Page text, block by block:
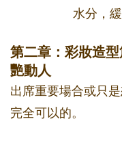
水分，緩
第二章：彩妝造
艷動人
出席重要場合或只
完全可以的。